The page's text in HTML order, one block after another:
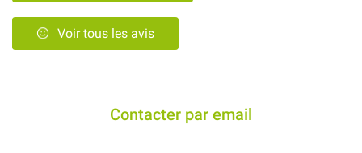
Voir tous les avis
Contacter par email